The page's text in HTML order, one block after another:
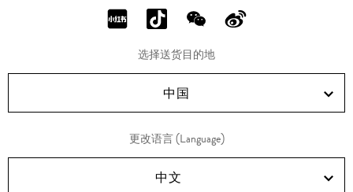
分
RED!
分
享
Douyin!
分
享
WeChat!
分
Weibo!
选择送货目的地
中国
更改语言 (Language)
中文